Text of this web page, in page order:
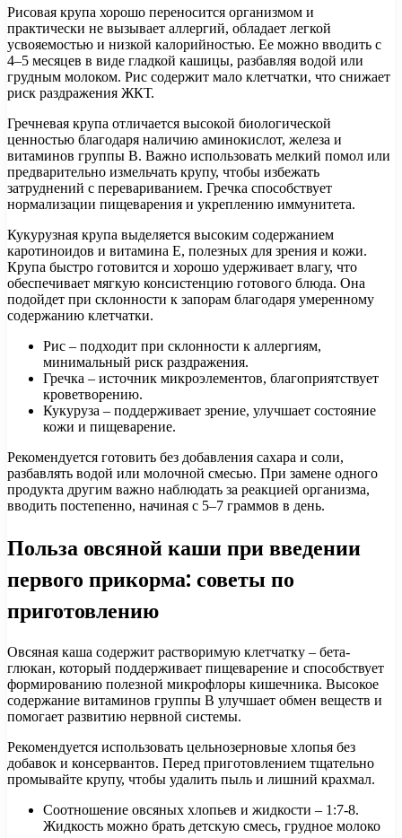
Рисовая крупа хорошо переносится организмом и
практически не вызывает аллергий, обладает легкой
усвояемостью и низкой калорийностью. Ее можно вводить с
4–5 месяцев в виде гладкой кашицы, разбавляя водой или
грудным молоком. Рис содержит мало клетчатки, что снижает
риск раздражения ЖКТ.
Гречневая крупа отличается высокой биологической
ценностью благодаря наличию аминокислот, железа и
витаминов группы В. Важно использовать мелкий помол или
предварительно измельчать крупу, чтобы избежать
затруднений с перевариванием. Гречка способствует
нормализации пищеварения и укреплению иммунитета.
Кукурузная крупа выделяется высоким содержанием
каротиноидов и витамина Е, полезных для зрения и кожи.
Крупа быстро готовится и хорошо удерживает влагу, что
обеспечивает мягкую консистенцию готового блюда. Она
подойдет при склонности к запорам благодаря умеренному
содержанию клетчатки.
Рис – подходит при склонности к аллергиям,
минимальный риск раздражения.
Гречка – источник микроэлементов, благоприятствует
кроветворению.
Кукуруза – поддерживает зрение, улучшает состояние
кожи и пищеварение.
Рекомендуется готовить без добавления сахара и соли,
разбавлять водой или молочной смесью. При замене одного
продукта другим важно наблюдать за реакцией организма,
вводить постепенно, начиная с 5–7 граммов в день.
Польза овсяной каши при введении
первого прикорма: советы по
приготовлению
Овсяная каша содержит растворимую клетчатку – бета-
глюкан, который поддерживает пищеварение и способствует
формированию полезной микрофлоры кишечника. Высокое
содержание витаминов группы В улучшает обмен веществ и
помогает развитию нервной системы.
Рекомендуется использовать цельнозерновые хлопья без
добавок и консервантов. Перед приготовлением тщательно
промывайте крупу, чтобы удалить пыль и лишний крахмал.
Соотношение овсяных хлопьев и жидкости – 1:7-8.
Жидкость можно брать детскую смесь, грудное молоко